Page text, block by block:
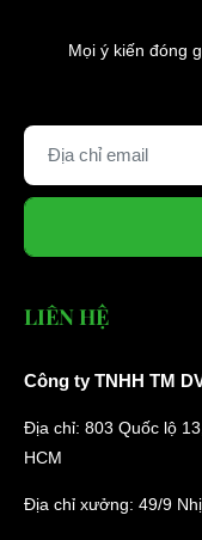
Mọi ý kiến đóng
LIÊN HỆ
Công ty TNHH TM
Địa chỉ: 803 Quốc lộ
HCM
Địa chỉ xưởng: 49/9